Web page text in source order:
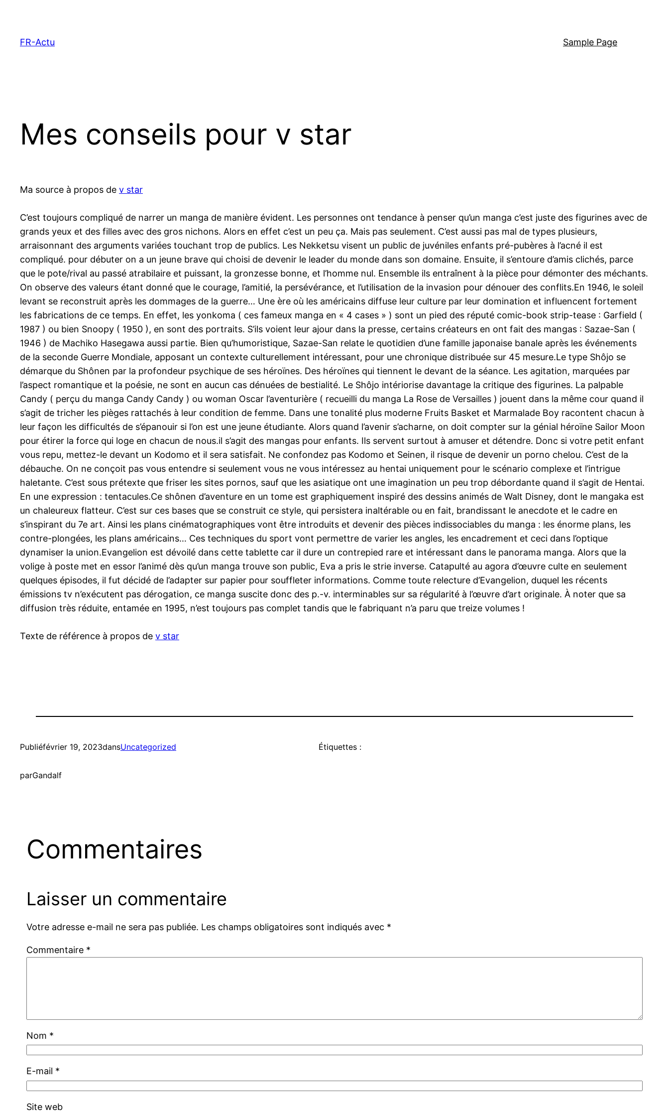
contenu
FR-Actu Sample Page
Mes conseils pour v star
Ma source à propos de v star
C’est toujours compliqué de narrer un manga de manière évident. Les personnes ont tendance à penser qu’un manga c’est juste des figurines avec de
grands yeux et des filles avec des gros nichons. Alors en effet c’est un peu ça. Mais pas seulement. C’est aussi pas mal de types plusieurs,
arraisonnant des arguments variées touchant trop de publics. Les Nekketsu visent un public de juvéniles enfants pré-pubères à l’acné il est
compliqué. pour débuter on a un jeune brave qui choisi de devenir le leader du monde dans son domaine. Ensuite, il s’entoure d’amis clichés, parce
que le pote/rival au passé atrabilaire et puissant, la gronzesse bonne, et l’homme nul. Ensemble ils entraînent à la pièce pour démonter des méchants.
On observe des valeurs étant donné que le courage, l’amitié, la persévérance, et l’utilisation de la invasion pour dénouer des conflits.En 1946, le soleil
levant se reconstruit après les dommages de la guerre… Une ère où les américains diffuse leur culture par leur domination et influencent fortement
les fabrications de ce temps. En effet, les yonkoma ( ces fameux manga en « 4 cases » ) sont un pied des réputé comic-book strip-tease : Garfield (
1987 ) ou bien Snoopy ( 1950 ), en sont des portraits. S’ils voient leur ajour dans la presse, certains créateurs en ont fait des mangas : Sazae-San (
1946 ) de Machiko Hasegawa aussi partie. Bien qu’humoristique, Sazae-San relate le quotidien d’une famille japonaise banale après les événements
de la seconde Guerre Mondiale, apposant un contexte culturellement intéressant, pour une chronique distribuée sur 45 mesure.Le type Shôjo se
démarque du Shônen par la profondeur psychique de ses héroïnes. Des héroïnes qui tiennent le devant de la séance. Les agitation, marquées par
l’aspect romantique et la poésie, ne sont en aucun cas dénuées de bestialité. Le Shôjo intériorise davantage la critique des figurines. La palpable
Candy ( perçu du manga Candy Candy ) ou woman Oscar l’aventurière ( recueilli du manga La Rose de Versailles ) jouent dans la même cour quand il
s’agit de tricher les pièges rattachés à leur condition de femme. Dans une tonalité plus moderne Fruits Basket et Marmalade Boy racontent chacun à
leur façon les difficultés de s’épanouir si l’on est une jeune étudiante. Alors quand l’avenir s’acharne, on doit compter sur la génial héroïne Sailor Moon
pour étirer la force qui loge en chacun de nous.il s’agit des mangas pour enfants. Ils servent surtout à amuser et détendre. Donc si votre petit enfant
vous repu, mettez-le devant un Kodomo et il sera satisfait. Ne confondez pas Kodomo et Seinen, il risque de devenir un porno chelou. C’est de la
débauche. On ne conçoit pas vous entendre si seulement vous ne vous intéressez au hentai uniquement pour le scénario complexe et l’intrigue
haletante. C’est sous prétexte que friser les sites pornos, sauf que les asiatique ont une imagination un peu trop débordante quand il s’agit de Hentai.
En une expression : tentacules.Ce shônen d’aventure en un tome est graphiquement inspiré des dessins animés de Walt Disney, dont le mangaka est
un chaleureux flatteur. C’est sur ces bases que se construit ce style, qui persistera inaltérable ou en fait, brandissant le anecdote et le cadre en
s’inspirant du 7e art. Ainsi les plans cinématographiques vont être introduits et devenir des pièces indissociables du manga : les énorme plans, les
contre-plongées, les plans américains… Ces techniques du sport vont permettre de varier les angles, les encadrement et ceci dans l’optique
dynamiser la union.Evangelion est dévoilé dans cette tablette car il dure un contrepied rare et intéressant dans le panorama manga. Alors que la
volige à poste met en essor l’animé dès qu’un manga trouve son public, Eva a pris le strie inverse. Catapulté au agora d’œuvre culte en seulement
quelques épisodes, il fut décidé de l’adapter sur papier pour souffleter informations. Comme toute relecture d’Evangelion, duquel les récents
émissions tv n’exécutent pas dérogation, ce manga suscite donc des p.-v. interminables sur sa régularité à l’œuvre d’art originale. À noter que sa
diffusion très réduite, entamée en 1995, n’est toujours pas complet tandis que le fabriquant n’a paru que treize volumes !
Texte de référence à propos de v star
Publiéfévrier 19, 2023dansUncategorized
parGandalf
Étiquettes :
Commentaires
Laisser un commentaire
Votre adresse e-mail ne sera pas publiée. Les champs obligatoires sont indiqués avec *
Commentaire *
Nom *
E-mail *
Site web